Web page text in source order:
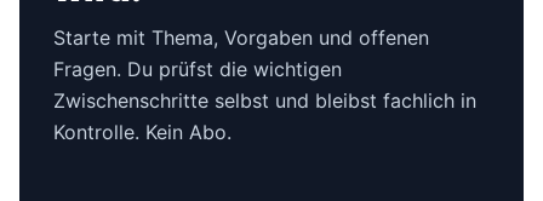
Starte mit Thema, Vorgaben und offenen
Fragen. Du prüfst die wichtigen
Zwischenschritte selbst und bleibst fachlich in
Kontrolle. Kein Abo.